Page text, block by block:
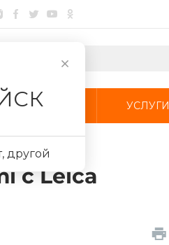
другой
УСЛУГИ
с Leica